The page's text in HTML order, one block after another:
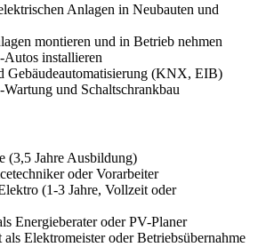
Anlagen in Neubauten und
montieren und in Betrieb nehmen
installieren
Gebäudeautomatisierung (KNX, EIB)
und Schaltschrankbau
Jahre Ausbildung)
oder Vorarbeiter
(1-3 Jahre, Vollzeit oder
Energieberater oder PV-Planer
als Elektromeister oder Betriebsübernahme